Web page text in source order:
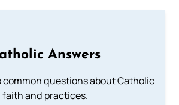
Answers
common questions about Catholic
faith and practices.